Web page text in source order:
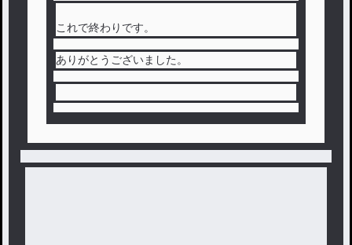
これで終わりです。
ありがとうございました。